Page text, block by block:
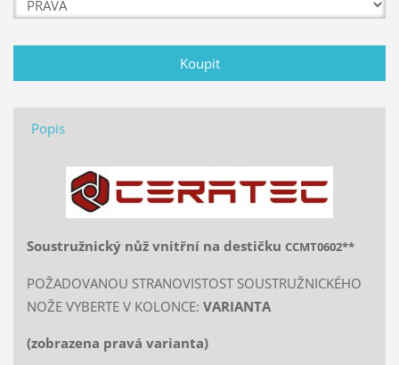
Popis
Soustružnický nůž vnitřní na destičku CCMT0602**
POŽADOVANOU STRANOVISTOST SOUSTRUŽNICKÉHO
NOŽE VYBERTE V KOLONCE: VARIANTA
(zobrazena pravá varianta)